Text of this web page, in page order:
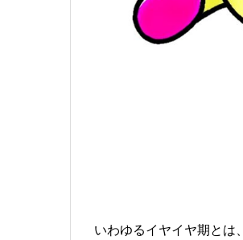
いわゆるイヤイヤ期とは、